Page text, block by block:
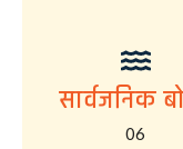
सार्वजनिक
06